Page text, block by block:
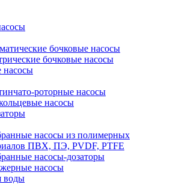
бочковые насосы
бочковые насосы
насосы
роторные насосы
насосы
насосы из полимерных
ПВХ, ПЭ, PVDF, PTFE
насосы-дозаторы
насосы
воды